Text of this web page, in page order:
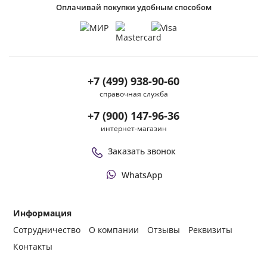
Информация
Сотрудничество
О компании Отзывы
Реквизиты
Контакты
+7 (499) 938-90-60
справочная служба
+7 (900) 147-96-36
интернет-магазин
Заказать звонок
WhatsApp
Оплачивай покупки удобным способом